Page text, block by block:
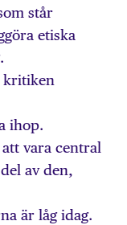
står
etiska
kritiken
ihop.
vara central
av den,
är låg idag.